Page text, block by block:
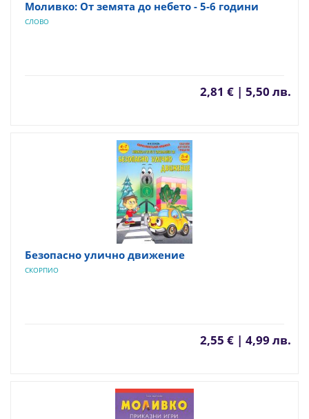
Моливко: От земята до небето - 5-6 години
СЛОВО
2,81 € | 5,50 лв.
Безопасно улично движение
СКОРПИО
2,55 € | 4,99 лв.